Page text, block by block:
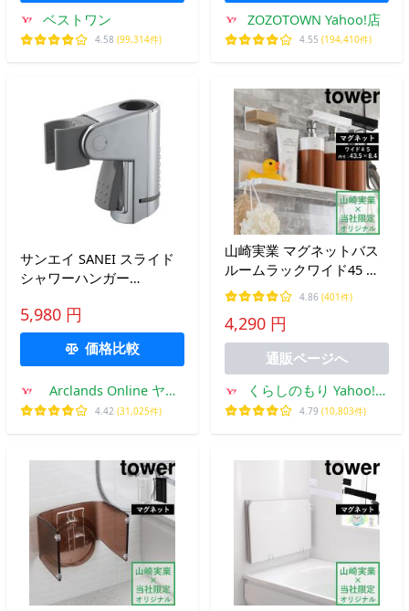
ベストワン
4.58 (99,314件)
ZOZOTOWN Yahoo!店
4.55 (194,410件)
サンエイ SANEI スライド
シャワーハンガー
5,980 円
価格比較
Arclands Online ヤフ
ー店
4.42 (31,025件)
山崎実業 マグネットバス
ルームラックワイド45 タ
ワー 別注 tower 公式 白 黒
ボトルラック シャンプー
ボトル 収納 磁石 お風呂
おしゃれ YAMAZAKI
4.86 (401件)
4,290 円
通販ページへ
くらしのもり Yahoo!シ
ョッピング店
4.79 (10,803件)